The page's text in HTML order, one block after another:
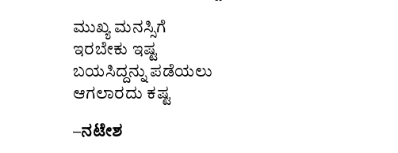
ಮುಖ್ಯ ಮನಸ್ಸಿಗೆ
ಇರಬೇಕು ಇಷ್ಟ
ಬಯಸಿದ್ದನ್ನು ಪಡೆಯಲು
ಆಗಲಾರದು ಕಷ್ಟ
–ನಟೇಶ